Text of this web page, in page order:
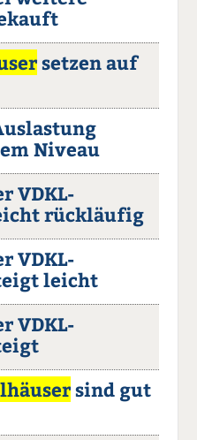
setzen auf
Niveau
VDKL-
rückläufig
VDKL-
leicht
VDKL-
sind gut